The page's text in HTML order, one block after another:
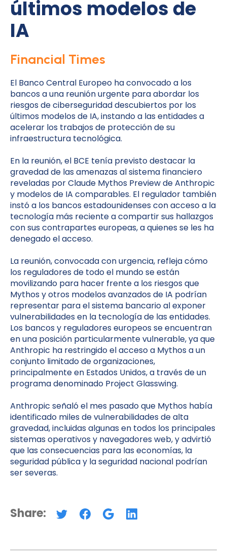
últimos modelos de
IA
Financial Times
El Banco Central Europeo ha convocado a los
bancos a una reunión urgente para abordar los
riesgos de ciberseguridad descubiertos por los
últimos modelos de IA, instando a las entidades a
acelerar los trabajos de protección de su
infraestructura tecnológica.
En la reunión, el BCE tenía previsto destacar la
gravedad de las amenazas al sistema financiero
reveladas por Claude Mythos Preview de Anthropic
y modelos de IA comparables. El regulador también
instó a los bancos estadounidenses con acceso a la
tecnología más reciente a compartir sus hallazgos
con sus contrapartes europeas, a quienes se les ha
denegado el acceso.
La reunión, convocada con urgencia, refleja cómo
los reguladores de todo el mundo se están
movilizando para hacer frente a los riesgos que
Mythos y otros modelos avanzados de IA podrían
representar para el sistema bancario al exponer
vulnerabilidades en la tecnología de las entidades.
Los bancos y reguladores europeos se encuentran
en una posición particularmente vulnerable, ya que
Anthropic ha restringido el acceso a Mythos a un
conjunto limitado de organizaciones,
principalmente en Estados Unidos, a través de un
programa denominado Project Glasswing.
Anthropic señaló el mes pasado que Mythos había
identificado miles de vulnerabilidades de alta
gravedad, incluidas algunas en todos los principales
sistemas operativos y navegadores web, y advirtió
que las consecuencias para las economías, la
seguridad pública y la seguridad nacional podrían
ser severas.
Share: